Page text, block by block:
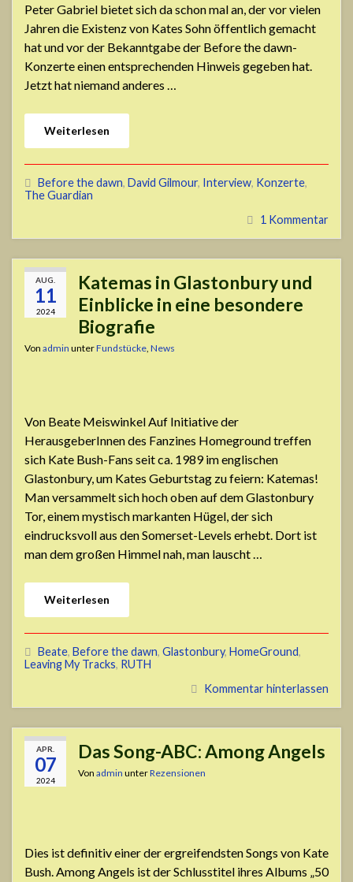
Peter Gabriel bietet sich da schon mal an, der vor vielen
Jahren die Existenz von Kates Sohn öffentlich gemacht
hat und vor der Bekanntgabe der Before the dawn-
Konzerte einen entsprechenden Hinweis gegeben hat.
Jetzt hat niemand anderes …
Weiterlesen
Before the dawn, David Gilmour, Interview, Konzerte,
The Guardian
1 Kommentar
AUG.
11
2024
Katemas in Glastonbury und
Einblicke in eine besondere
Biografie
Von admin unterFundstücke, News
Von Beate Meiswinkel Auf Initiative der
HerausgeberInnen des Fanzines Homeground treffen
sich Kate Bush-Fans seit ca. 1989 im englischen
Glastonbury, um Kates Geburtstag zu feiern: Katemas!
Man versammelt sich hoch oben auf dem Glastonbury
Tor, einem mystisch markanten Hügel, der sich
eindrucksvoll aus den Somerset-Levels erhebt. Dort ist
man dem großen Himmel nah, man lauscht …
Weiterlesen
Beate, Before the dawn, Glastonbury, HomeGround,
Leaving My Tracks, RUTH
Kommentar hinterlassen
APR.
07
2024
Das Song-ABC: Among Angels
Von admin unterRezensionen
Dies ist definitiv einer der ergreifendsten Songs von Kate
Bush. Among Angels ist der Schlusstitel ihres Albums „50